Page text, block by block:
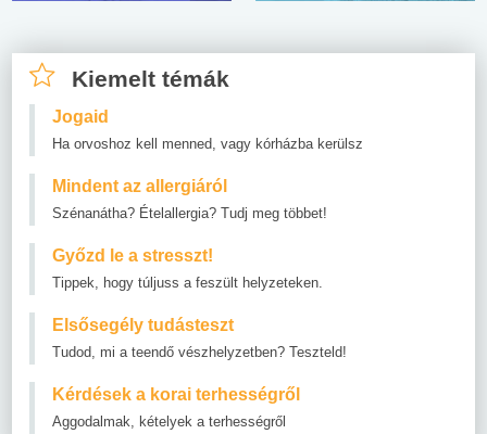
Kiemelt témák
Jogaid
Ha orvoshoz kell menned, vagy kórházba kerülsz
Mindent az allergiáról
Szénanátha? Ételallergia? Tudj meg többet!
Győzd le a stresszt!
Tippek, hogy túljuss a feszült helyzeteken.
Elsősegély tudásteszt
Tudod, mi a teendő vészhelyzetben? Teszteld!
Kérdések a korai terhességről
Aggodalmak, kételyek a terhességről